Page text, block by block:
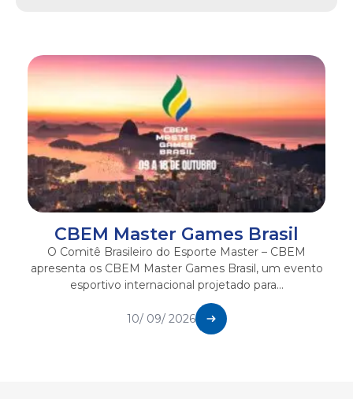
CBEM Master Games Brasil
O Comitê Brasileiro do Esporte Master – CBEM
apresenta os CBEM Master Games Brasil, um evento
esportivo internacional projetado para...
10/ 09/ 2026